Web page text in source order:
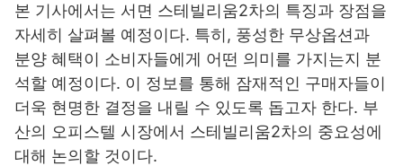
본 기사에서는 서면 스테빌리움2차의 특징과 장점을
자세히 살펴볼 예정이다. 특히, 풍성한 무상옵션과
분양 혜택이 소비자들에게 어떤 의미를 가지는지 분
석할 예정이다. 이 정보를 통해 잠재적인 구매자들이
더욱 현명한 결정을 내릴 수 있도록 돕고자 한다. 부
산의 오피스텔 시장에서 스테빌리움2차의 중요성에
대해 논의할 것이다.